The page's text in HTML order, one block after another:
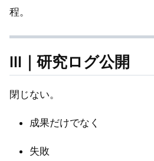
程。
Ⅲ｜研究ログ公開
閉じない。
成果だけでなく
失敗